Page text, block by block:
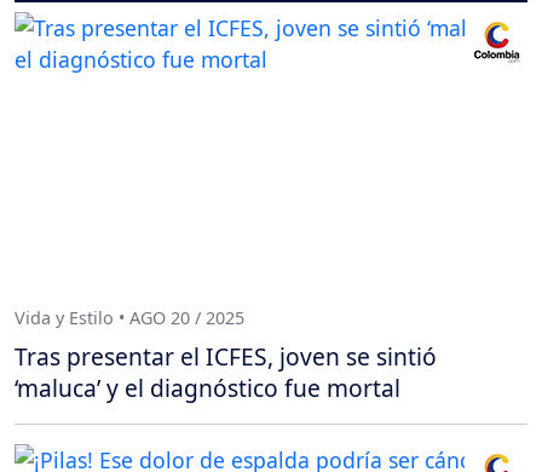
Vida y Estilo • AGO 20 / 2025
Tras presentar el ICFES, joven se sintió
‘maluca’ y el diagnóstico fue mortal